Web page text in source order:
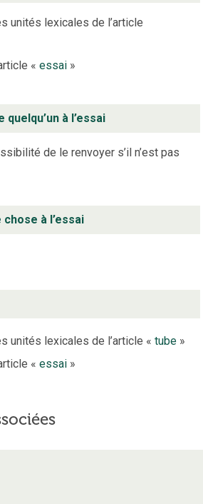
unités lexicales de l’article
«essai »
à l’essai
de le renvoyer s’il n’est pas
à l’essai
unités lexicales de l’article «tube »
«essai »